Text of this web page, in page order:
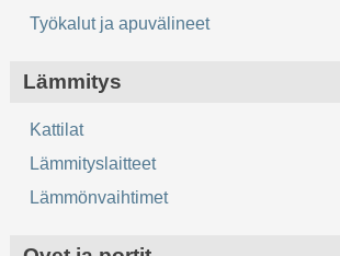
Työkalut ja apuvälineet
Lämmitys
Kattilat
Lämmityslaitteet
Lämmönvaihtimet